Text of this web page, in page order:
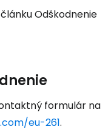
Odškodnenie
formulár na
eu-261.